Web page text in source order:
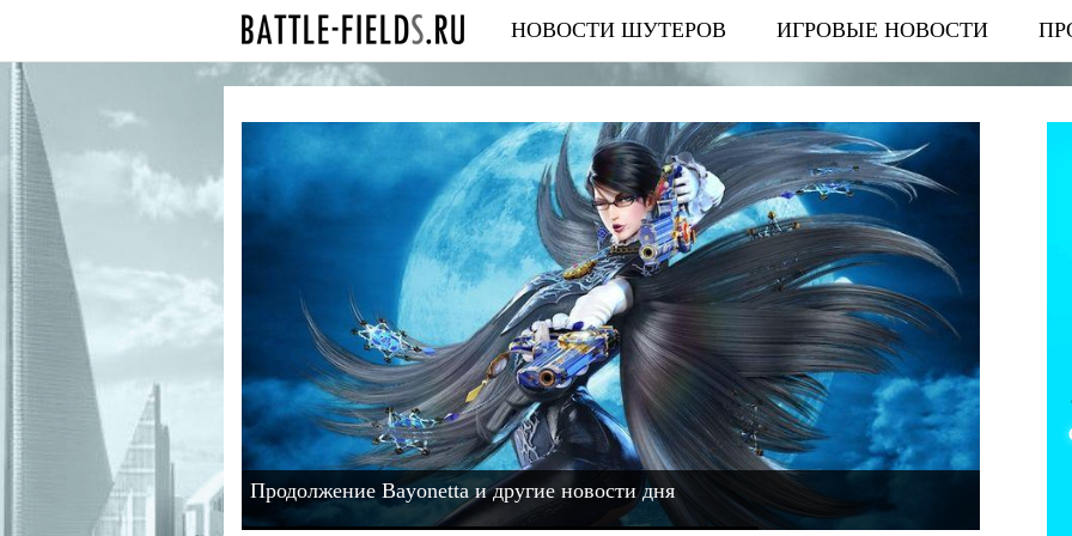
НОВОСТИ ШУТЕРОВ ИГРОВЫЕ НОВОСТИ
Продолжение Bayonetta и другие новости дня